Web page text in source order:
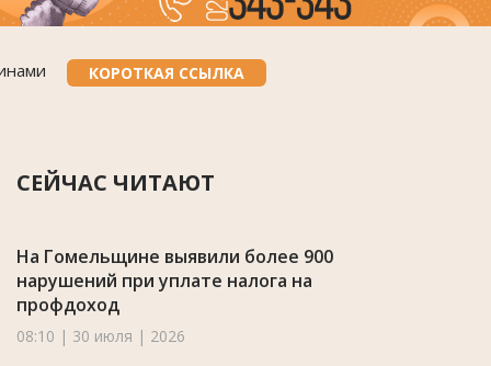
КОРОТКАЯ ССЫЛКА
СЕЙЧАС ЧИТАЮТ
На Гомельщине выявили более 900
нарушений при уплате налога на
профдоход
08:10 | 30 июля | 2026